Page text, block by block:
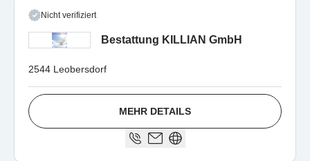
Nicht verifiziert
Bestattung KILLIAN GmbH
2544 Leobersdorf
MEHR DETAILS